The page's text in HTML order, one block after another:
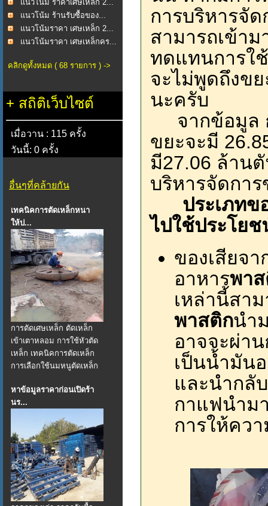
แนวโน้ม ราคาเศษเหล็ก 2...
แนวโน้ม ร้านรับซื้อของ...
แนวโน้มราคา เศษเหล็ก 2...
แนวโน้มราคา เศษเหล็กคร...
คลิกดูทั้งหมด ( 68 รายการ ) ->
+ สถิติเว็บไซต์
เมื่อวาน : 115 ครั้ง
วันนี้: 0 ครั้ง
อื่นๆที่คล้ายกัน
เทคนิคการตัดเหล็กหนา
ให้ป...
การตัดเศษเหล็ก ตัดเหล็ก
เข้าเตาหลอม การใช้หัวตัด
เหล็ก เทคนิคการตัดเหล็ก
การเลือกใช้นมหนูตัดเหล็ก
หาข้อมูลราคาก่อนเปิดร้า
นร...
การบริหารจัด
สามารถเข้าม
ทดแทนการใ
จะไม่พูดถึงขย
นะครับ
จากข้อมูล
ขยะจะมี
มี27.06 ล้าน
บริหารจัดกา
ประเภทข
ไปใช้ประโยช
ของเสียจา
อาหารพา
เหล่านี้สา
พาสติกนำ
อาจจะผ่า
เป็นน้ำมัน
และนำกลั
กาแฟนำม
การให้คว